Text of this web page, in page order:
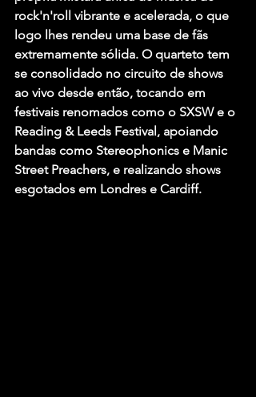
rock'n'roll vibrante e acelerada, o que
logo lhes rendeu uma base de fãs
extremamente sólida. O quarteto tem
se consolidado no circuito de shows
ao vivo desde então, tocando em
festivais renomados como o SXSW e o
Reading & Leeds Festival, apoiando
bandas como Stereophonics e Manic
Street Preachers, e realizando shows
esgotados em Londres e Cardiff.